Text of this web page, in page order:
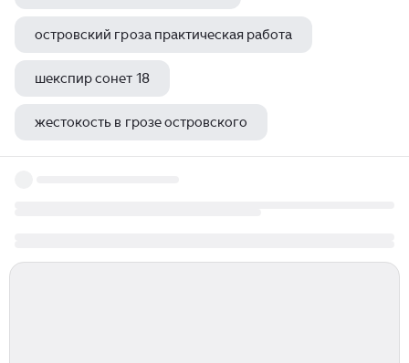
островский гроза практическая работа
шекспир сонет 18
жестокость в грозе островского